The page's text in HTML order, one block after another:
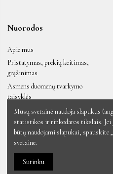
Nuorodos
Apie mus
Pristatymas, prekių keitimas,
grąžinimas
Asmens duomenų tvarkymo
taisyklės
Taisyklės ir sąlygos
Naujos prekės
Sumažinta kaina
Mūsų svetainė naudoja slapukus
statistikos ir rinkodaros tikslais. Jei
būtų naudojami slapukai, spauskite
svetaine.
Sutinku